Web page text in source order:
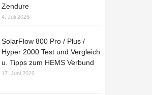
Zendure
4. Juli 2026
SolarFlow 800 Pro / Plus /
Hyper 2000 Test und Vergleich
u. Tipps zum HEMS Verbund
17. Juni 2026